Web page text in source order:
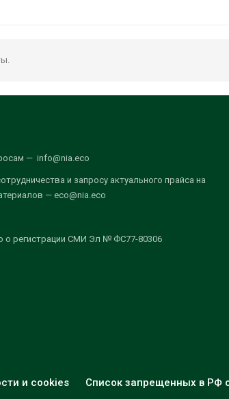
— info@nia.eco
и запросу актуального прайса на
— eco@nia.eco
о регистрации СМИ Эл № ФС77-80306
и cookies Список запрещенных в РФ